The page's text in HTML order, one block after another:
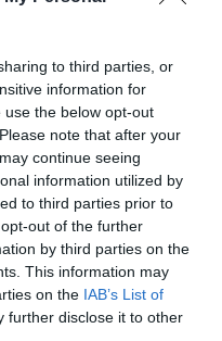
to third parties, or
information for
the below opt-out
note that after your
continue seeing
information utilized by
to third parties prior to
out of the further
by third parties on the
This information may
on the IAB’s List of
further disclose it to other